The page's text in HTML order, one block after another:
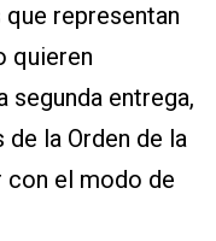
que representan
quieren
segunda entrega,
de la Orden de la
con el modo de